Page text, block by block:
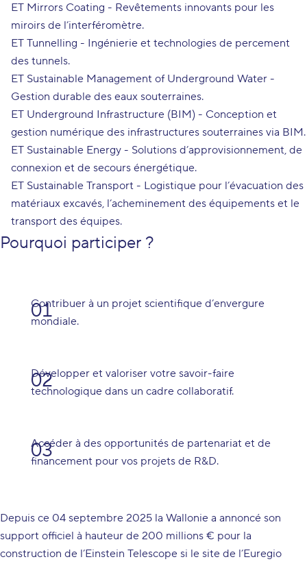
ET Mirrors Coating - Revêtements innovants pour les
miroirs de l’interféromètre.
ET Tunnelling - Ingénierie et technologies de percement
des tunnels.
ET Sustainable Management of Underground Water -
Gestion durable des eaux souterraines.
ET Underground Infrastructure (BIM) - Conception et
gestion numérique des infrastructures souterraines via BIM.
ET Sustainable Energy - Solutions d’approvisionnement, de
connexion et de secours énergétique.
ET Sustainable Transport - Logistique pour l’évacuation des
matériaux excavés, l’acheminement des équipements et le
transport des équipes.
Pourquoi participer ?
Contribuer à un projet scientifique d’envergure
mondiale.
Développer et valoriser votre savoir-faire
technologique dans un cadre collaboratif.
Accéder à des opportunités de partenariat et de
financement pour vos projets de R&D.
Depuis ce 04 septembre 2025 la Wallonie a annoncé son
support officiel à hauteur de 200 millions € pour la
construction de l’Einstein Telescope si le site de l’Euregio